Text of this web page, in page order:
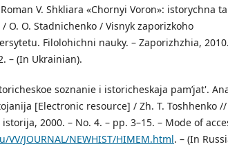
V. Shkliara «Chornyi Voron»: istorychna ta
O. O. Stadnichenko / Visnyk zaporizkoho
Filolohichni nauky. – Zaporizhzhia,
– (In Ukrainian).
soznanie i istoricheskaja pam’jat'.
[Electronic resource] / Zh. T. Toshhenko //
2000. – No. 4. – pp. 3–15. – Mode of
JOURNAL/NEWHIST/HIMEM.html. – (In